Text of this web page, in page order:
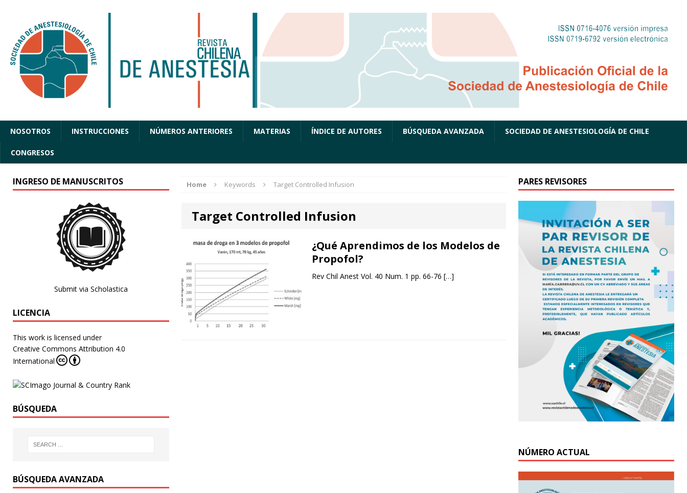
NOSOTROS INSTRUCCIONES NÚMEROS ANTERIORES MATERIAS ÍNDICE DE AUTORES BÚSQUEDA AVANZADA SOCIEDAD DE ANESTESIOLOGÍA DE CHILE
CONGRESOS
Home Keywords Target Controlled Infusion
Target Controlled Infusion
¿Qué Aprendimos de los Modelos de
Propofol?
Rev Chil Anest Vol. 40 Num. 1 pp. 66-76 […]
INGRESO DE MANUSCRITOS
Submit via Scholastica
LICENCIA
This work is licensed under
Creative Commons Attribution 4.0
International
BÚSQUEDA
BÚSQUEDA AVANZADA
PARES REVISORES
NÚMERO ACTUAL